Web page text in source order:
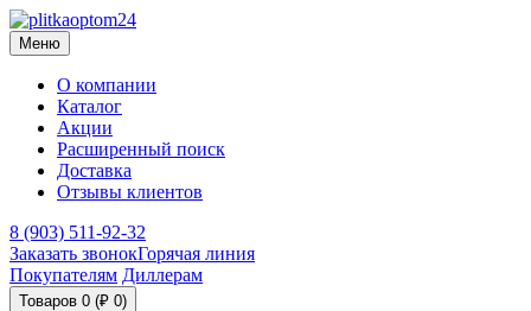
Меню
О компании
Каталог
Акции
Расширенный поиск
Доставка
Отзывы клиентов
8 (903) 511-92-32
Заказать звонокГорячая линия
Покупателям Диллерам
Товаров 0 (₽ 0)